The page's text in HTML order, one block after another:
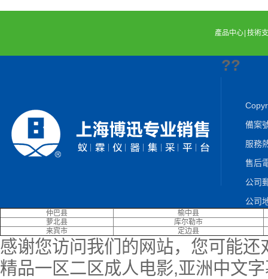
產品中心 技術
??
備案
服務
售后
公司
公司
仲巴县
榆中县
萝北县
库尔勒市
来宾市
定边县
感谢您访问我们的网站，您可能还
精品一区二区成人电影,亚洲中文